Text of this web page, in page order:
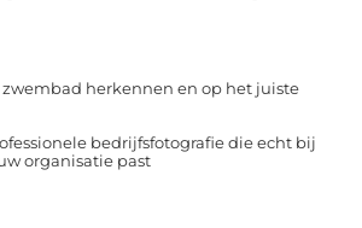
herkennen en op het juiste
bedrijfsfotografie die echt bij
organisatie past